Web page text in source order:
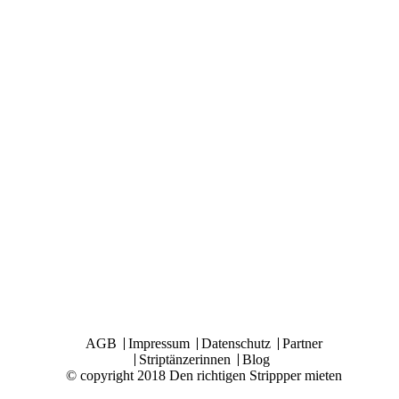
AGB Impressum Datenschutz
Partner
Striptänzerinnen
Blog
© copyright 2018 Den richtigen Strippper mieten